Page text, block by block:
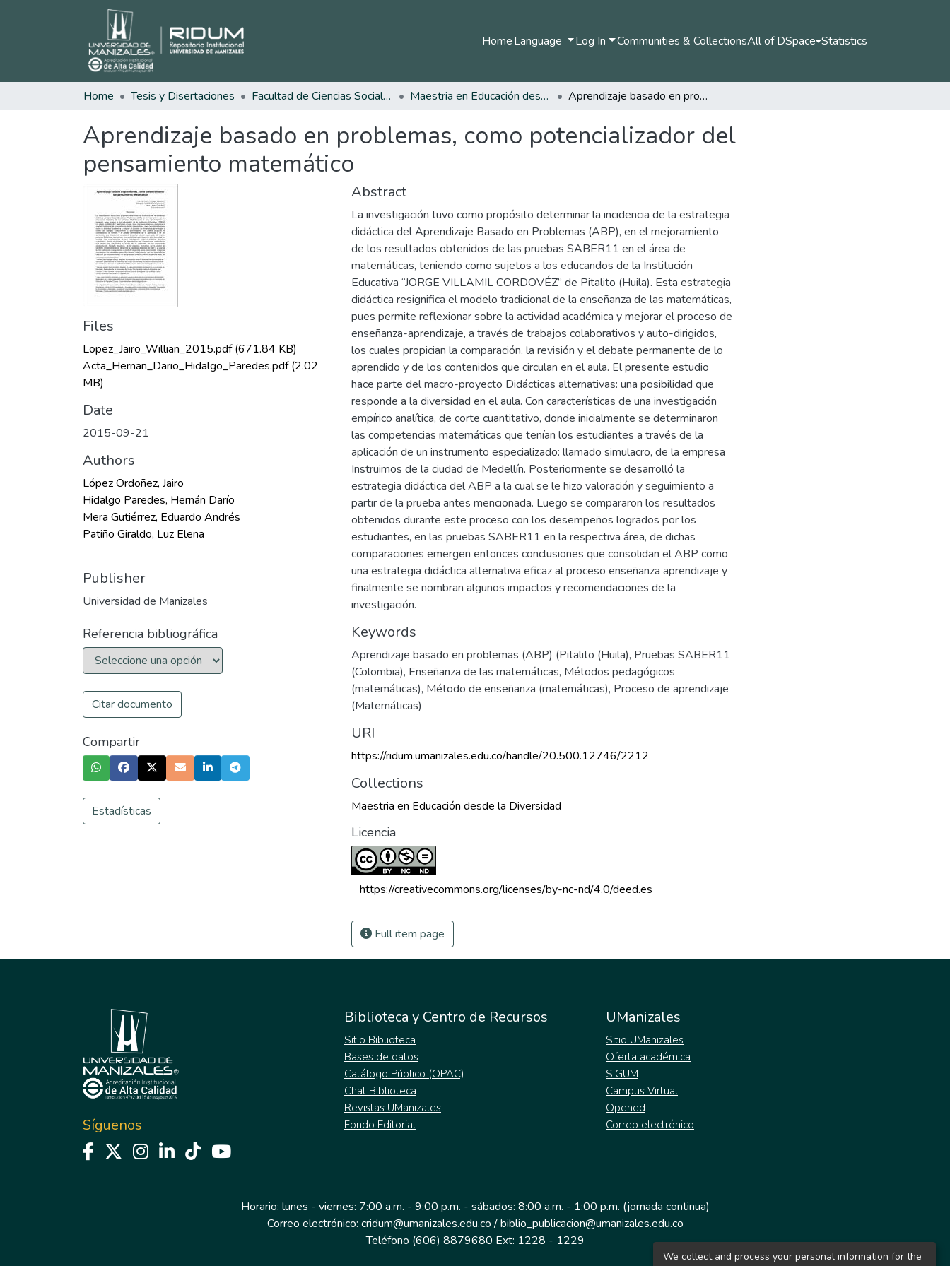
HomeLanguage Log In Communities & CollectionsAll of DSpace Statistics
Home Tesis y Disertaciones Facultad de Ciencias Sociales y Humanas Maestria en Educación desde la Diversidad Aprendizaje basado en problemas, como potencializador del pensamiento matemático
Aprendizaje basado en problemas, como potencializador del
pensamiento matemático
Files
Lopez_Jairo_Willian_2015.pdf(671.84 KB)
Acta_Hernan_Dario_Hidalgo_Paredes.pdf(2.02
MB)
Date
2015-09-21
Authors
López Ordoñez, Jairo
Hidalgo Paredes, Hernán Darío
Mera Gutiérrez, Eduardo Andrés
Patiño Giraldo, Luz Elena
Publisher
Universidad de Manizales
Referencia bibliográfica
Citar documento
Compartir
Estadísticas
Abstract
La investigación tuvo como propósito determinar la incidencia de la estrategia
didáctica del Aprendizaje Basado en Problemas (ABP), en el mejoramiento
de los resultados obtenidos de las pruebas SABER11 en el área de
matemáticas, teniendo como sujetos a los educandos de la Institución
Educativa “JORGE VILLAMIL CORDOVÉZ” de Pitalito (Huila). Esta estrategia
didáctica resignifica el modelo tradicional de la enseñanza de las matemáticas,
pues permite reflexionar sobre la actividad académica y mejorar el proceso de
enseñanza-aprendizaje, a través de trabajos colaborativos y auto-dirigidos,
los cuales propician la comparación, la revisión y el debate permanente de lo
aprendido y de los contenidos que circulan en el aula. El presente estudio
hace parte del macro-proyecto Didácticas alternativas: una posibilidad que
responde a la diversidad en el aula. Con características de una investigación
empírico analítica, de corte cuantitativo, donde inicialmente se determinaron
las competencias matemáticas que tenían los estudiantes a través de la
aplicación de un instrumento especializado: llamado simulacro, de la empresa
Instruimos de la ciudad de Medellín. Posteriormente se desarrolló la
estrategia didáctica del ABP a la cual se le hizo valoración y seguimiento a
partir de la prueba antes mencionada. Luego se compararon los resultados
obtenidos durante este proceso con los desempeños logrados por los
estudiantes, en las pruebas SABER11 en la respectiva área, de dichas
comparaciones emergen entonces conclusiones que consolidan el ABP como
una estrategia didáctica alternativa eficaz al proceso enseñanza aprendizaje y
finalmente se nombran algunos impactos y recomendaciones de la
investigación.
Keywords
Aprendizaje basado en problemas (ABP) (Pitalito (Huila), Pruebas SABER11
(Colombia), Enseñanza de las matemáticas, Métodos pedagógicos
(matemáticas), Método de enseñanza (matemáticas), Proceso de aprendizaje
(Matemáticas)
URI
https://ridum.umanizales.edu.co/handle/20.500.12746/2212
Collections
Maestria en Educación desde la Diversidad
Licencia
https://creativecommons.org/licenses/by-nc-nd/4.0/deed.es
Full item page
Síguenos
Biblioteca y Centro de Recursos
Sitio Biblioteca
Bases de datos
Catálogo Público (OPAC)
Chat Biblioteca
Revistas UManizales
Fondo Editorial
UManizales
Sitio UManizales
Oferta académica
SIGUM
Campus Virtual
Opened
Correo electrónico
Horario: lunes - viernes: 7:00 a.m. - 9:00 p.m. - sábados: 8:00 a.m. - 1:00 p.m. (jornada continua)
Correo electrónico: cridum@umanizales.edu.co / biblio_publicacion@umanizales.edu.co
Teléfono (606) 8879680 Ext: 1228 - 1229
We collect and process your personal information for the